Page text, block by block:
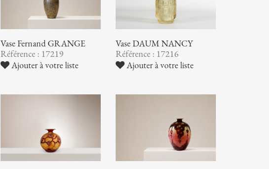
Vase Fernand GRANGE
Référence : 17219
Ajouter à votre liste
Vase DAUM NANCY
Référence : 17216
Ajouter à votre liste